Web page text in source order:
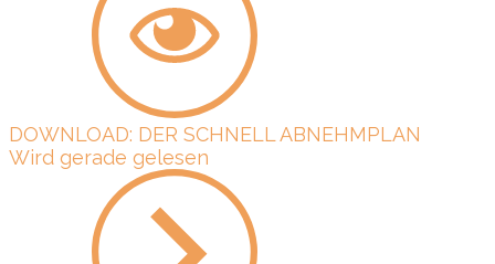
DOWNLOAD: DER SCHNELL ABNEHMPLAN
Wird gerade gelesen